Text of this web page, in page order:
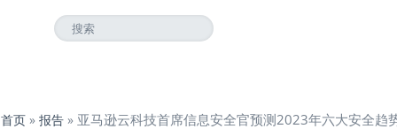
首页 » 报告 » 亚马逊云科技首席信息安全官预测2023年六大安全趋